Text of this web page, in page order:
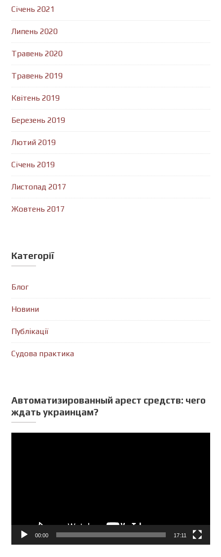
Січень 2021
Липень 2020
Травень 2020
Травень 2019
Квітень 2019
Березень 2019
Лютий 2019
Січень 2019
Листопад 2017
Жовтень 2017
Категорії
Блог
Новини
Публікації
Судова практика
Автоматизированный арест средств: чего
ждать украинцам?
00:00 17:11